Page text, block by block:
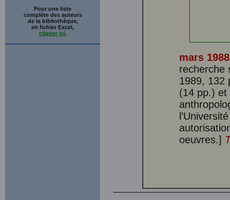
Pour une liste
complète des auteurs
de la bibliothèque,
en fichier Excel,
cliquer ici.
mars 1988
recherche
1989, 132
(14 pp.) et
oeuvres.]